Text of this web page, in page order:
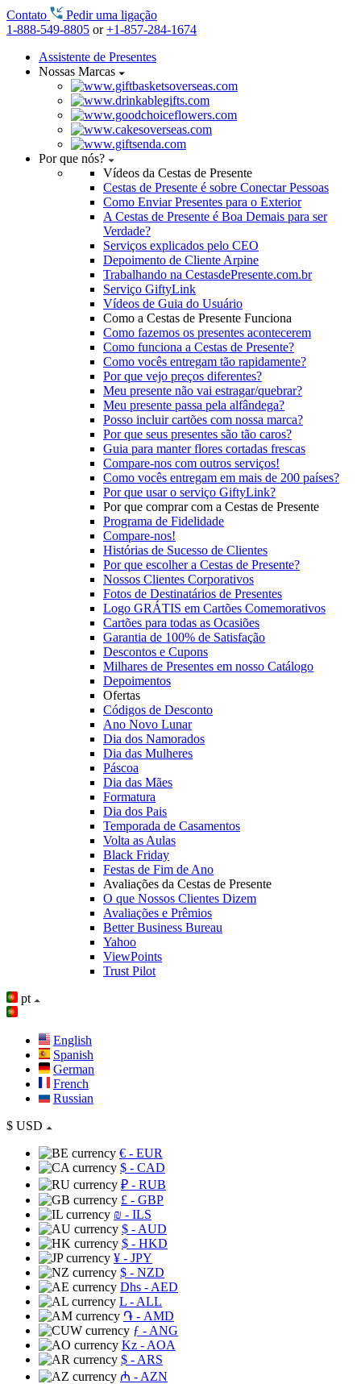
Contato
Pedir uma ligação
1-888-549-8805 or+1-857-284-1674
Assistente de Presentes
Nossas Marcas
Por que nós?
Vídeos da Cestas de Presente
Cestas de Presente é sobre Conectar Pessoas
Como Enviar Presentes para o Exterior
A Cestas de Presente é Boa Demais para ser
Verdade?
Serviços explicados pelo CEO
Depoimento de Cliente Arpine
Trabalhando na CestasdePresente.com.br
Serviço GiftyLink
Vídeos de Guia do Usuário
Como a Cestas de Presente Funciona
Como fazemos os presentes acontecerem
Como funciona a Cestas de Presente?
Como vocês entregam tão rapidamente?
Por que vejo preços diferentes?
Meu presente não vai estragar/quebrar?
Meu presente passa pela alfândega?
Posso incluir cartões com nossa marca?
Por que seus presentes são tão caros?
Guia para manter flores cortadas frescas
Compare-nos com outros serviços!
Como vocês entregam em mais de 200 países?
Por que usar o serviço GiftyLink?
Por que comprar com a Cestas de Presente
Programa de Fidelidade
Compare-nos!
Histórias de Sucesso de Clientes
Por que escolher a Cestas de Presente?
Nossos Clientes Corporativos
Fotos de Destinatários de Presentes
Logo GRÁTIS em Cartões Comemorativos
Cartões para todas as Ocasiões
Garantia de 100% de Satisfação
Descontos e Cupons
Milhares de Presentes em nosso Catálogo
Depoimentos
Ofertas
Códigos de Desconto
Ano Novo Lunar
Dia dos Namorados
Dia das Mulheres
Páscoa
Dia das Mães
Formatura
Dia dos Pais
Temporada de Casamentos
Volta as Aulas
Black Friday
Festas de Fim de Ano
Avaliações da Cestas de Presente
O que Nossos Clientes Dizem
Avaliações e Prêmios
Better Business Bureau
Yahoo
ViewPoints
Trust Pilot
pt
English
Spanish
German
French
Russian
$ USD
€ - EUR
$ - CAD
₽ - RUB
£ - GBP
₪ - ILS
$ - AUD
$ - HKD
¥ - JPY
$ - NZD
Dhs - AED
L - ALL
֏ - AMD
ƒ - ANG
Kz - AOA
$ - ARS
₼ - AZN